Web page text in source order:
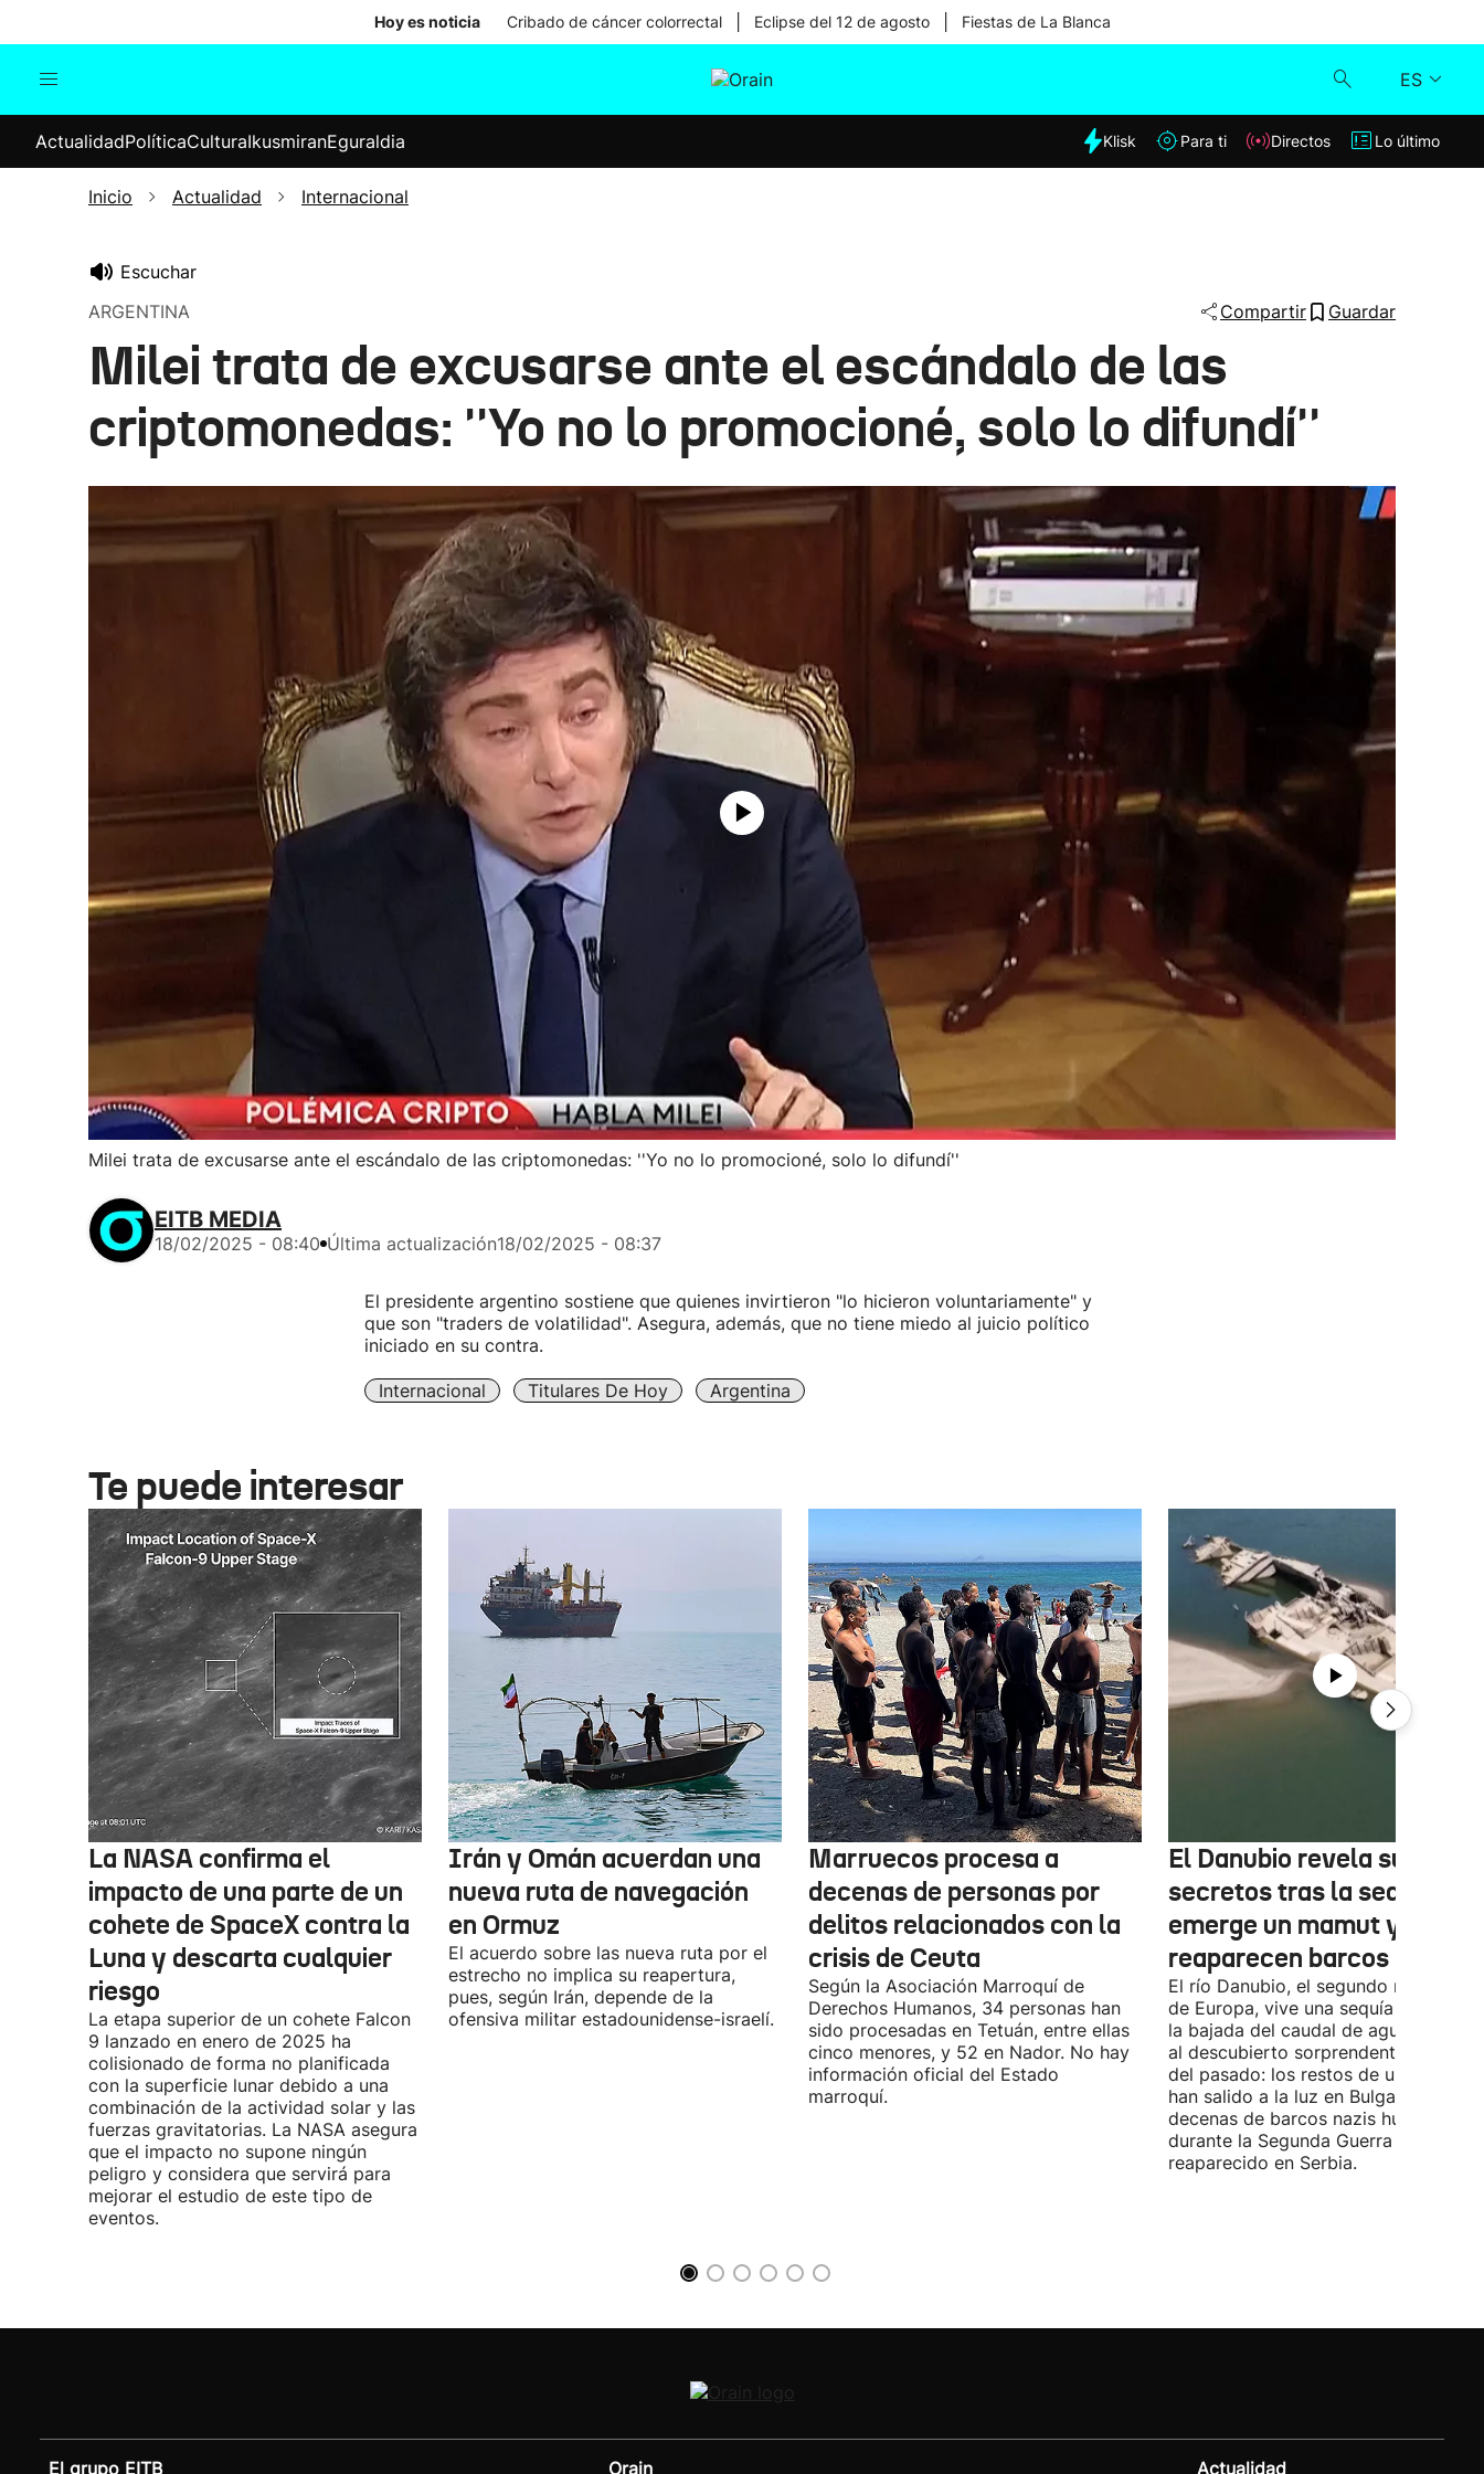
Hoy es noticia Cribado de cáncer colorrectal Eclipse del 12 de agosto Fiestas de La Blanca
ES
Internacional
Elecciones
Klisk
ActualidadPolíticaCulturaIkusmiranEguraldia Klisk Para ti Directos Lo último
Inicio Actualidad Internacional
Escuchar
ARGENTINA
Compartir Guardar
Milei trata de excusarse ante el escándalo de las
criptomonedas: ''Yo no lo promocioné, solo lo difundí''
Milei trata de excusarse ante el escándalo de las criptomonedas: ''Yo no lo promocioné, solo lo difundí''
EITB MEDIA
18/02/2025 - 08:40 Última actualización18/02/2025 - 08:37
El presidente argentino sostiene que quienes invirtieron "lo hicieron voluntariamente" y
que son "traders de volatilidad". Asegura, además, que no tiene miedo al juicio político
iniciado en su contra.
Internacional Titulares De Hoy Argentina
Te puede interesar
La NASA confirma el
impacto de una parte de un
cohete de SpaceX contra la
Luna y descarta cualquier
riesgo
La etapa superior de un cohete Falcon
9 lanzado en enero de 2025 ha
colisionado de forma no planificada
con la superficie lunar debido a una
combinación de la actividad solar y las
fuerzas gravitatorias. La NASA asegura
que el impacto no supone ningún
peligro y considera que servirá para
mejorar el estudio de este tipo de
eventos.
Irán y Omán acuerdan una
nueva ruta de navegación
en Ormuz
El acuerdo sobre las nueva ruta por el
estrecho no implica su reapertura,
pues, según Irán, depende de la
ofensiva militar estadounidense-israelí.
Marruecos procesa a
decenas de personas por
delitos relacionados con la
crisis de Ceuta
Según la Asociación Marroquí de
Derechos Humanos, 34 personas han
sido procesadas en Tetuán, entre ellas
cinco menores, y 52 en Nador. No hay
información oficial del Estado
marroquí.
El Danubio revela sus
secretos tras la sequía:
emerge un mamut y
reaparecen barcos nazis
El río Danubio, el segundo más largo
de Europa, vive una sequía histórica
la bajada del caudal de agua ha
al descubierto sorprendentes
del pasado: los restos de un mamut
han salido a la luz en Bulgaria y
decenas de barcos nazis hundidos
durante la Segunda Guerra Mundial
reaparecido en Serbia.
El grupo EITB Orain Actualidad